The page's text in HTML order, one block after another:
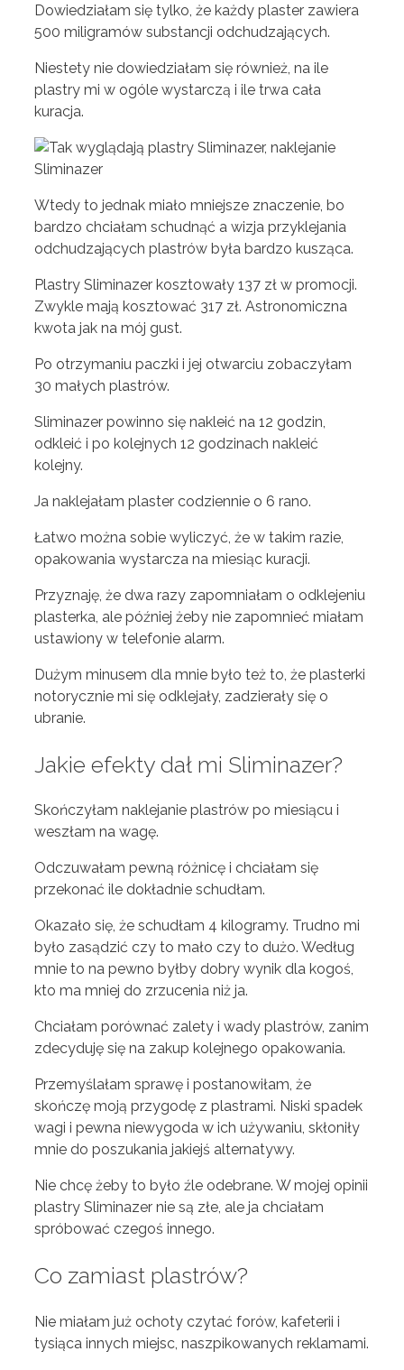
Dowiedziałam się tylko, że każdy plaster zawiera
500 miligramów substancji odchudzających.
Niestety nie dowiedziałam się również, na ile
plastry mi w ogóle wystarczą i ile trwa cała
kuracja.
Wtedy to jednak miało mniejsze znaczenie, bo
bardzo chciałam schudnąć a wizja przyklejania
odchudzających plastrów była bardzo kusząca.
Plastry Sliminazer kosztowały 137 zł w promocji.
Zwykle mają kosztować 317 zł. Astronomiczna
kwota jak na mój gust.
Po otrzymaniu paczki i jej otwarciu zobaczyłam
30 małych plastrów.
Sliminazer powinno się nakleić na 12 godzin,
odkleić i po kolejnych 12 godzinach nakleić
kolejny.
Ja naklejałam plaster codziennie o 6 rano.
Łatwo można sobie wyliczyć, że w takim razie,
opakowania wystarcza na miesiąc kuracji.
Przyznaję, że dwa razy zapomniałam o odklejeniu
plasterka, ale później żeby nie zapomnieć miałam
ustawiony w telefonie alarm.
Dużym minusem dla mnie było też to, że plasterki
notorycznie mi się odklejały, zadzierały się o
ubranie.
Jakie efekty dał mi Sliminazer?
Skończyłam naklejanie plastrów po miesiącu i
weszłam na wagę.
Odczuwałam pewną różnicę i chciałam się
przekonać ile dokładnie schudłam.
Okazało się, że schudłam 4 kilogramy. Trudno mi
było zasądzić czy to mało czy to dużo. Według
mnie to na pewno byłby dobry wynik dla kogoś,
kto ma mniej do zrzucenia niż ja.
Chciałam porównać zalety i wady plastrów, zanim
zdecyduję się na zakup kolejnego opakowania.
Przemyślałam sprawę i postanowiłam, że
skończę moją przygodę z plastrami. Niski spadek
wagi i pewna niewygoda w ich używaniu, skłoniły
mnie do poszukania jakiejś alternatywy.
Nie chcę żeby to było źle odebrane. W mojej opinii
plastry Sliminazer nie są złe, ale ja chciałam
spróbować czegoś innego.
Co zamiast plastrów?
Nie miałam już ochoty czytać forów, kafeterii i
tysiąca innych miejsc, naszpikowanych reklamami.